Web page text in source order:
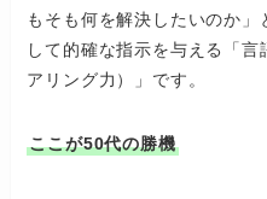
もそも何を解決したいのか
して的確な指示を与える「
アリング力）」です。
ここが50代の勝機